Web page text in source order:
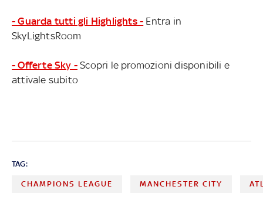
- Guarda tutti gli Highlights - Entra in
SkyLightsRoom
- Offerte Sky - Scopri le promozioni disponibili e
attivale subito
TAG:
CHAMPIONS LEAGUE MANCHESTER CITY